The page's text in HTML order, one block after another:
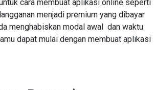
cara membuat aplikasi online seperti
menjadi premium yang dibayar
menghabiskan modal awal dan waktu
dapat mulai dengan membuat aplikasi